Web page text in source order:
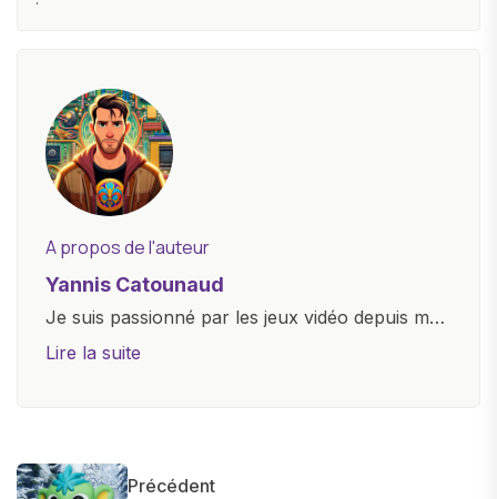
A propos de l'auteur
Yannis Catounaud
Je suis passionné par les jeux vidéo depuis mon
plus jeune âge. Mon amour pour l'univers
et bien d'autres gadgets technologiques. Armé
Lire la suite
Précédent